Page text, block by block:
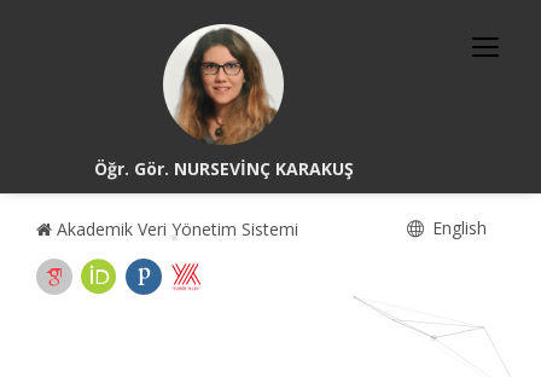
Öğr. Gör. NURSEVİNÇ KARAKUŞ
Akademik Veri Yönetim Sistemi English